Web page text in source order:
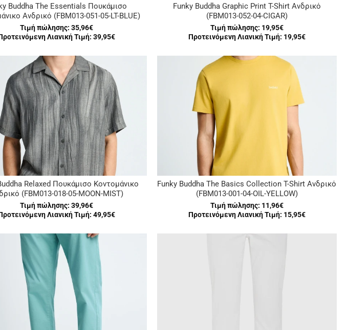
Buddha The Essentials Πουκάμισο
Ανδρικό (FBM013-051-05-LT-BLUE)
Τιμή πώλησης: 35,96€
Λιανική Τιμή: 39,95€
Funky Buddha Graphic Print T-Shirt Ανδρικό
(FBM013-052-04-CIGAR)
Τιμή πώλησης: 19,95€
Προτεινόμενη Λιανική Τιμή: 19,95€
Relaxed Πουκάμισο Κοντομάνικο
(FBM013-018-05-MOON-MIST)
Τιμή πώλησης: 39,96€
Λιανική Τιμή: 49,95€
Funky Buddha The Basics Collection T-Shirt Ανδρικό
(FBM013-001-04-OIL-YELLOW)
Τιμή πώλησης: 11,96€
Προτεινόμενη Λιανική Τιμή: 15,95€